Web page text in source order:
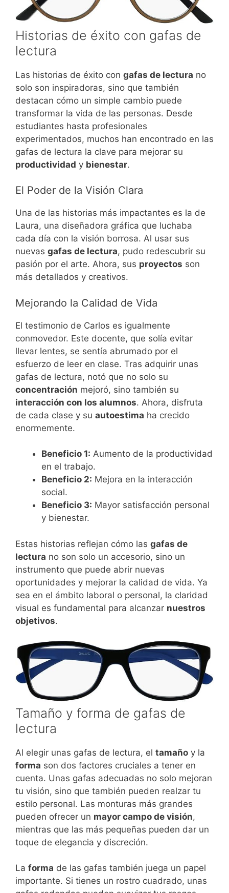
Historias de éxito con gafas de
lectura
Las historias de éxito con gafas de lectura no
solo son inspiradoras, sino que también
destacan cómo un simple cambio puede
transformar la vida de las personas. Desde
estudiantes hasta profesionales
experimentados, muchos han encontrado en las
gafas de lectura la clave para mejorar su
productividad y bienestar.
El Poder de la Visión Clara
Una de las historias más impactantes es la de
Laura, una diseñadora gráfica que luchaba
cada día con la visión borrosa. Al usar sus
nuevas gafas de lectura, pudo redescubrir su
pasión por el arte. Ahora, sus proyectos son
más detallados y creativos.
Mejorando la Calidad de Vida
El testimonio de Carlos es igualmente
conmovedor. Este docente, que solía evitar
llevar lentes, se sentía abrumado por el
esfuerzo de leer en clase. Tras adquirir unas
gafas de lectura, notó que no solo su
concentración mejoró, sino también su
interacción con los alumnos. Ahora, disfruta
de cada clase y su autoestima ha crecido
enormemente.
Beneficio 1: Aumento de la productividad
en el trabajo.
Beneficio 2: Mejora en la interacción
social.
Beneficio 3: Mayor satisfacción personal
y bienestar.
Estas historias reflejan cómo las gafas de
lectura no son solo un accesorio, sino un
instrumento que puede abrir nuevas
oportunidades y mejorar la calidad de vida. Ya
sea en el ámbito laboral o personal, la claridad
visual es fundamental para alcanzar nuestros
objetivos.
Tamaño y forma de gafas de
lectura
Al elegir unas gafas de lectura, el tamaño y la
forma son dos factores cruciales a tener en
cuenta. Unas gafas adecuadas no solo mejoran
tu visión, sino que también pueden realzar tu
estilo personal. Las monturas más grandes
pueden ofrecer un mayor campo de visión,
mientras que las más pequeñas pueden dar un
toque de elegancia y discreción.
La forma de las gafas también juega un papel
importante. Si tienes un rostro cuadrado, unas